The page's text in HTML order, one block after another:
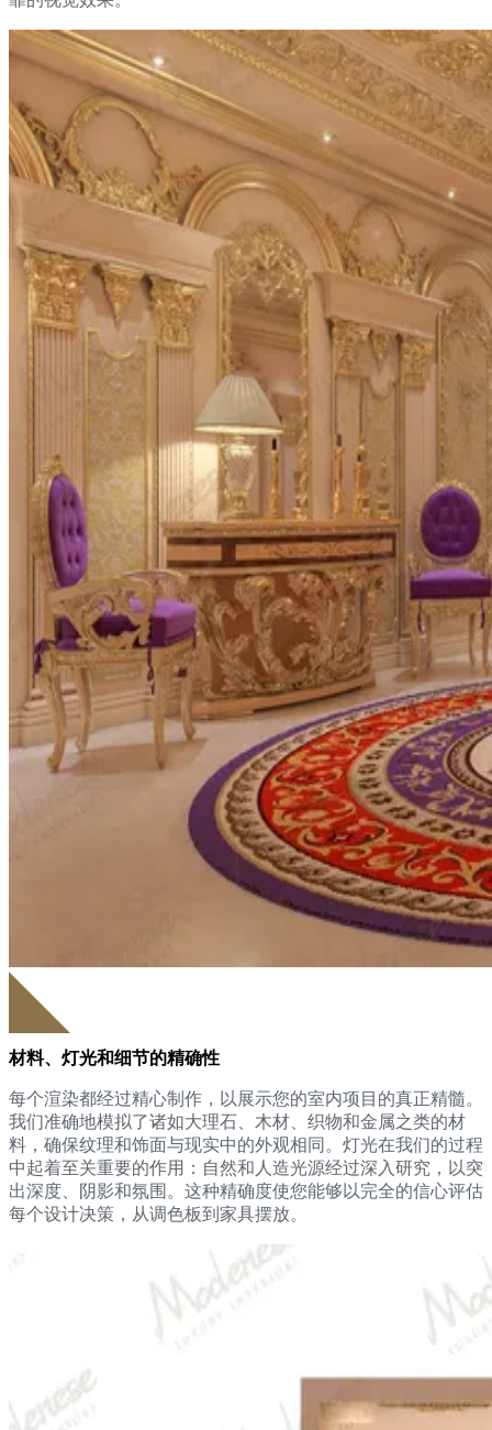
材料、灯光和细节的精确性
每个渲染都经过精心制作，以展示您的室内项目的真正精髓。
我们准确地模拟了诸如大理石、木材、织物和金属之类的材
料，确保纹理和饰面与现实中的外观相同。灯光在我们的过程
中起着至关重要的作用：自然和人造光源经过深入研究，以突
出深度、阴影和氛围。这种精确度使您能够以完全的信心评估
每个设计决策，从调色板到家具摆放。